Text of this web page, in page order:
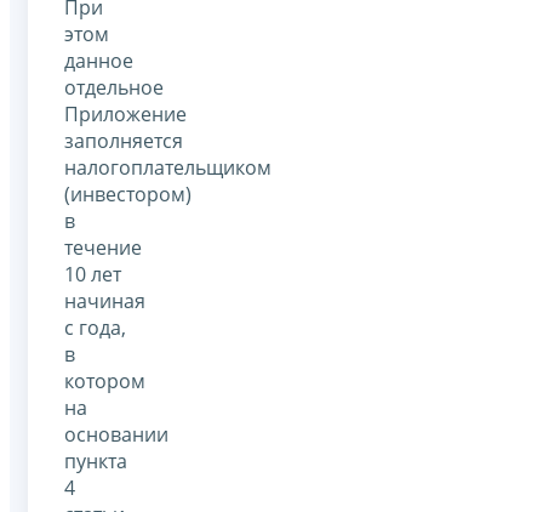
При
этом
данное
отдельное
Приложение
заполняется
налогоплательщиком
(инвестором)
в
течение
10 лет
начиная
с года,
в
котором
на
основании
пункта
4